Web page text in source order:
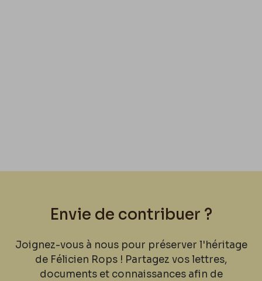
Envie de contribuer ?
Joignez-vous à nous pour préserver l'héritage
de Félicien Rops ! Partagez vos lettres,
documents et connaissances afin de